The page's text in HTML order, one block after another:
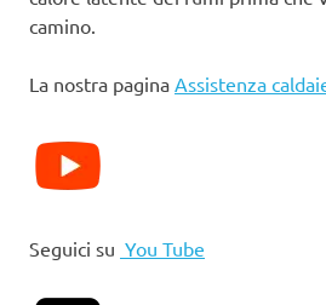
camino.
La nostra pagina Assistenza
Seguici su You Tube